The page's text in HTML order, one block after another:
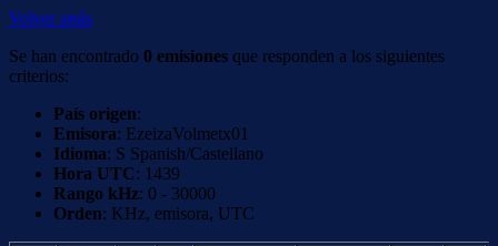
Volver atrás
Se han encontrado 0 emisiones que responden a los siguientes
criterios:
País origen:
Emisora: EzeizaVolmetx01
Idioma: S Spanish/Castellano
Hora UTC: 1439
Rango kHz: 0 - 30000
Orden: KHz, emisora, UTC